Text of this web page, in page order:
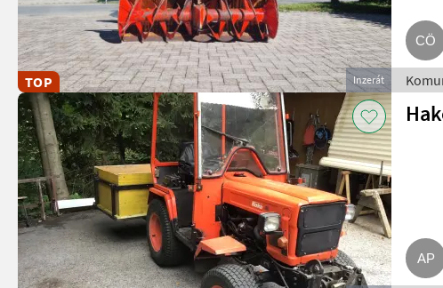
Inzerát
TOP